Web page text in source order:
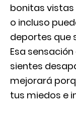
bonitas vistas
o incluso
deportes que
Esa
sientes
mejorará
tus miedos e